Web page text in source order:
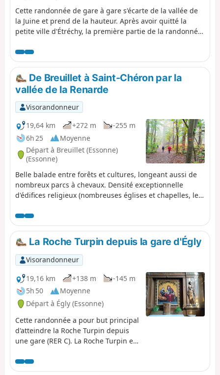
Cette randonnée de gare à gare s'écarte de la vallée de
la Juine et prend de la hauteur. Après avoir quitté la
petite ville d'Étréchy, la première partie de la randonnée
partir du village de Mauchamps, le parcours est plus
diversifié et se déroule en partie en forêt. Plusieurs
belles églises sont au rendez-vous, à Étréchy,
Mauchamps et Torfou, sans compter la superbe église
de Saint-Sulpice-de-Favières pour laquelle un diverticule
est proposé.
De Breuillet à Saint-Chéron par la
vallée de la Renarde
Visorandonneur
19,64 km
+272 m
-255 m
6h 25
Moyenne
Départ à Breuillet (Essonne)
(Essonne)
Belle balade entre forêts et cultures, longeant aussi de
nombreux parcs à chevaux. Densité exceptionnelle
d'édifices religieux (nombreuses églises et chapelles, le
Sulpice de Favières, destination de pèlerinage jusqu'au
XXe siècle). On rencontre aussi de nombreux châteaux,
vestiges médiévaux (Saint-Yon, Château de la Grange) ou
plus modernes et bien conservés (le Segrez, Souzy-la-
Briche, Villeconin).
La Roche Turpin depuis la gare d'Égly
Visorandonneur
19,16 km
+138 m
-145 m
5h 50
Moyenne
Départ à Égly (Essonne)
Cette randonnée a pour but principal
d'atteindre la Roche Turpin depuis
une gare (RER C). La Roche Turpin est
constitué d'un plateau gréseux et de
ses pentes, recouverts d'une très